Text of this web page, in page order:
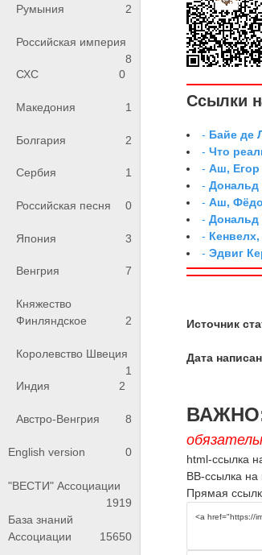
Румыния 2
Российская империя
8
СХС
0
Македония 1
Болгария 2
Сербия 1
Российская песня 0
Япония 3
Венгрия 7
Княжество
Финляндское
2
Королевство Швеция
1
Индия
2
Австро-Венгрия 8
English version 0
"ВЕСТИ" Ассоциации
1919
База знаний
Ассоциации
15650
Ссылки
- Байе де
-Что
-Аш, Егор
-Дональд
-Аш,
-Дональд
-
-Эдвиг
Источник
Дата
html-ссылка
BB-ссылка
Прямая